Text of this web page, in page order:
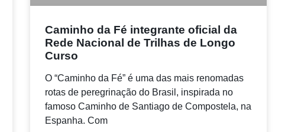
Caminho da Fé integrante oficial da
Rede Nacional de Trilhas de Longo
Curso
O “Caminho da Fé” é uma das mais renomadas
rotas de peregrinação do Brasil, inspirada no
famoso Caminho de Santiago de Compostela, na
Espanha. Com